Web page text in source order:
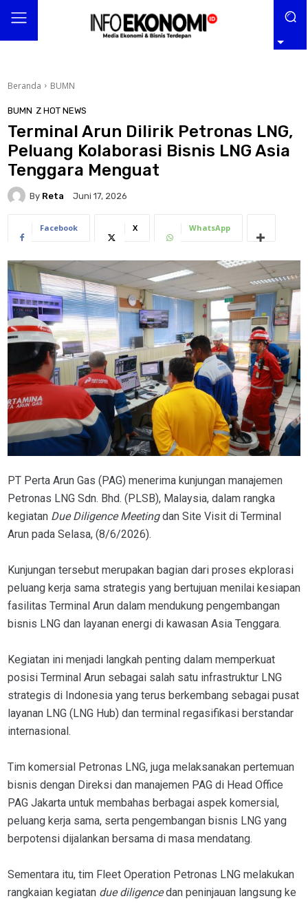
Beranda BUMN
BUMN Z HOT NEWS
Terminal Arun Dilirik Petronas LNG,
Peluang Kolaborasi Bisnis LNG Asia
Tenggara Menguat
By Reta Juni 17, 2026
Facebook X WhatsApp
PT Perta Arun Gas (PAG) menerima kunjungan manajemen
Petronas LNG Sdn. Bhd. (PLSB), Malaysia, dalam rangka
kegiatan Due Diligence Meetingdan Site Visit di Terminal
Arun pada Selasa, (8/6/2026).
Kunjungan tersebut merupakan bagian dari proses ekplorasi
peluang kerja sama strategis yang bertujuan menilai kesiapan
fasilitas Terminal Arun dalam mendukung pengembangan
bisnis LNG dan layanan energi di kawasan Asia Tenggara.
Kegiatan ini menjadi langkah penting dalam memperkuat
posisi Terminal Arun sebagai salah satu infrastruktur LNG
strategis di Indonesia yang terus berkembang sebagai pusat
layanan LNG (LNG Hub) dan terminal regasifikasi berstandar
internasional.
Tim komersial Petronas LNG, juga melaksanakan pertemuan
bisnis dengan Direksi dan manajemen PAG di Head Office
PAG Jakarta untuk membahas berbagai aspek komersial,
peluang kerja sama, serta pengembangan bisnis LNG yang
berpotensi dijalankan bersama di masa mendatang.
Sementara itu, tim Fleet Operation Petronas LNG melakukan
rangkaian kegiatan due diligencedan peninjauan langsung ke